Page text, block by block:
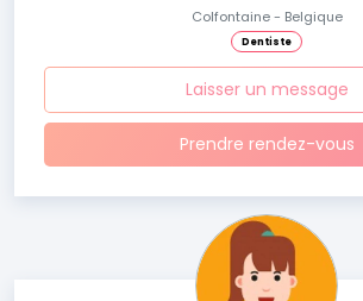
Colfontaine - Belgique
Dentiste
Laisser un message
Prendre rendez-vous